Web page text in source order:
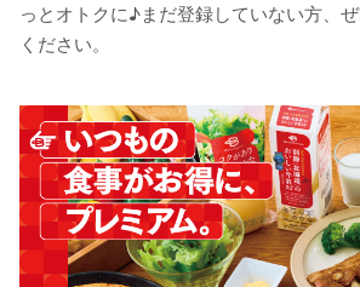
っとオトクに♪まだ登録していない方、
ください。